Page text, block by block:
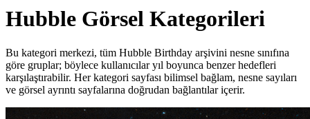
Hubble Görsel Kategorileri
Bu kategori merkezi, tüm Hubble Birthday arşivini nesne sınıfına
göre gruplar; böylece kullanıcılar yıl boyunca benzer hedefleri
karşılaştırabilir. Her kategori sayfası bilimsel bağlam, nesne sayıları
ve görsel ayrıntı sayfalarına doğrudan bağlantılar içerir.